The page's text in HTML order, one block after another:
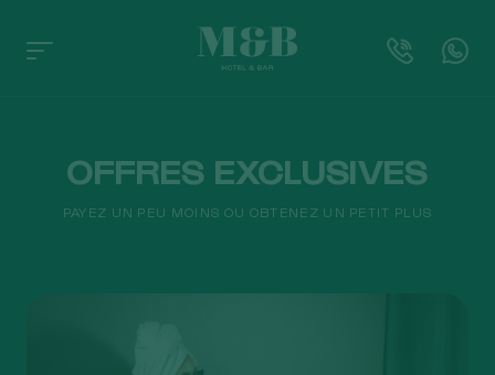
OFFRES EXCLUSIVES
PAYEZ UN PEU MOINS OU OBTENEZ UN PETIT PLUS